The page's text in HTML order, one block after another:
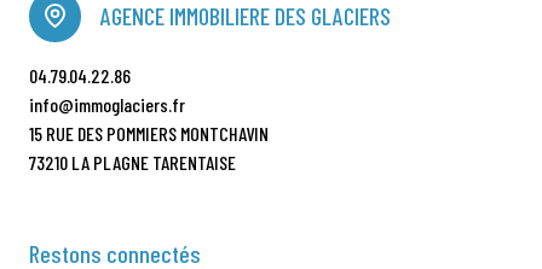
AGENCE IMMOBILIERE DES GLACIERS
04.79.04.22.86
info@immoglaciers.fr
15 RUE DES POMMIERS MONTCHAVIN
73210 LA PLAGNE TARENTAISE
Restons connectés